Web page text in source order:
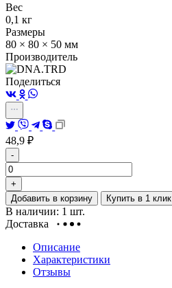
Вес
0,1 кг
Размеры
80 × 80 × 50 мм
Производитель
Поделиться
48,9 ₽
-
+
Добавить в корзину
Купить в 1 клик
В наличии: 1 шт.
Доставка
Описание
Характеристики
Отзывы